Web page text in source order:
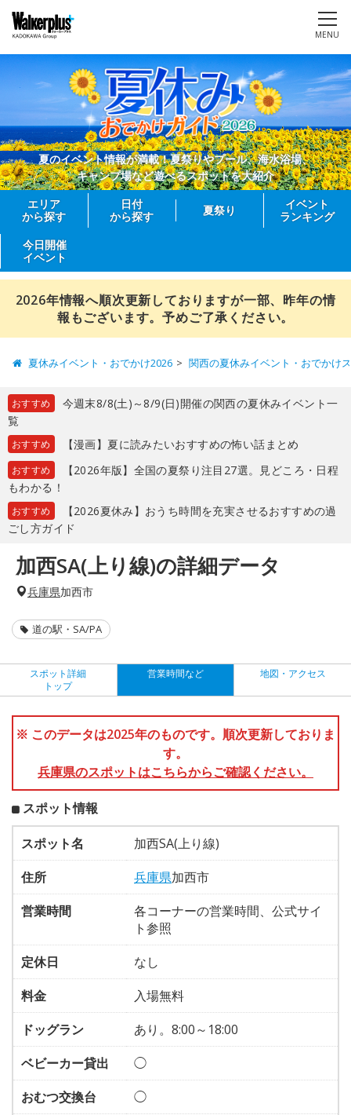
MENU
夏のイベント情報が満載！夏祭りやプール、海水浴場、
キャンプ場など遊べるスポットを大紹介
エリア
から探す
日付
から探す
夏祭り
イベント
ランキング
今日開催
イベント
2026年情報へ順次更新しておりますが一部、昨年の情
報もございます。予めご了承ください。
夏休みイベント・おでかけ2026 関西の夏休みイベント・おでかけ
おすすめ
今週末8/8(土)～8/9(日)開催の関西の夏休みイベント一
覧
おすすめ 【漫画】夏に読みたいおすすめの怖い話まとめ
おすすめ
【2026年版】全国の夏祭り注目27選。見どころ・日程
もわかる！
おすすめ
【2026夏休み】おうち時間を充実させるおすすめの過
ごし方ガイド
加西SA(上り線)の詳細データ
兵庫県加西市
道の駅・SA/PA
スポット詳細
トップ
営業時間など 地図・アクセス
※ このデータは2025年のものです。順次更新しておりま
す。
兵庫県のスポットはこちらからご確認ください。
スポット情報
スポット名
加西SA(上り線)
住所
兵庫県加西市
営業時間
各コーナーの営業時間、公式サイ
ト参照
定休日
なし
料金
入場無料
ドッグラン
あり。8:00～18:00
ベビーカー貸出
◯
おむつ交換台
◯